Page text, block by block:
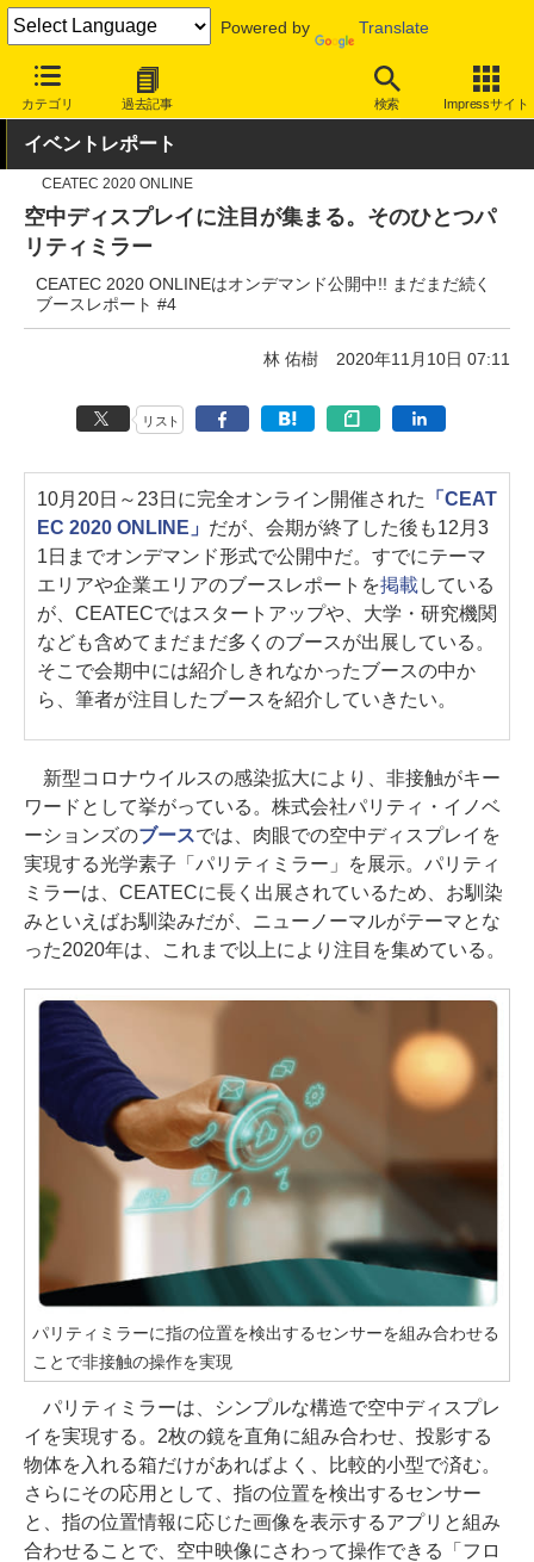
Powered by Translate
カテゴリ 過去記事 検索 Impressサイト
INTERNET Watch イベント 2020
イベントレポート
CEATEC 2020 ONLINE
空中ディスプレイに注目が集まる。そのひとつパ
リティミラー
CEATEC 2020 ONLINEはオンデマンド公開中!! まだまだ続く
ブースレポート #4
林 佑樹 2020年11月10日 07:11
リスト
10月20日～23日に完全オンライン開催された 「CEAT
EC 2020 ONLINE」 だが、会期が終了した後も12月3
1日までオンデマンド形式で公開中だ。すでにテーマ
エリアや企業エリアのブースレポートを掲載 している
が、CEATECではスタートアップや、大学・研究機関
なども含めてまだまだ多くのブースが出展している。
そこで会期中には紹介しきれなかったブースの中か
ら、筆者が注目したブースを紹介していきたい。
新型コロナウイルスの感染拡大により、非接触がキー
ワードとして挙がっている。株式会社パリティ・イノベ
ーションズのブースでは、肉眼での空中ディスプレイを
実現する光学素子「パリティミラー」を展示。パリティ
ミラーは、CEATECに長く出展されているため、お馴染
みといえばお馴染みだが、ニューノーマルがテーマとな
った2020年は、これまで以上により注目を集めている。
パリティミラーに指の位置を検出するセンサーを組み合わせる
ことで非接触の操作を実現
パリティミラーは、シンプルな構造で空中ディスプレ
イを実現する。2枚の鏡を直角に組み合わせ、投影する
物体を入れる箱だけがあればよく、比較的小型で済む。
さらにその応用として、指の位置を検出するセンサー
と、指の位置情報に応じた画像を表示するアプリと組み
合わせることで、空中映像にさわって操作できる「フロ